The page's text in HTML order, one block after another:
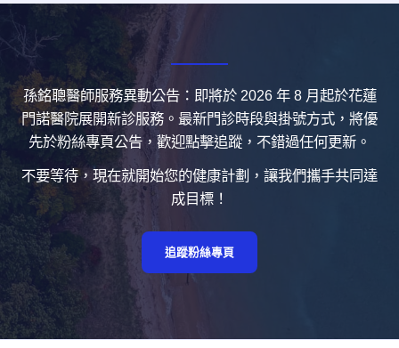
孫銘聰醫師服務異動公告：即將於 2026 年 8 月起於花蓮
門諾醫院展開新診服務。最新門診時段與掛號方式，將優
先於粉絲專頁公告，歡迎點擊追蹤，不錯過任何更新。
不要等待，現在就開始您的健康計劃，讓我們攜手共同達
成目標！
追蹤粉絲專頁